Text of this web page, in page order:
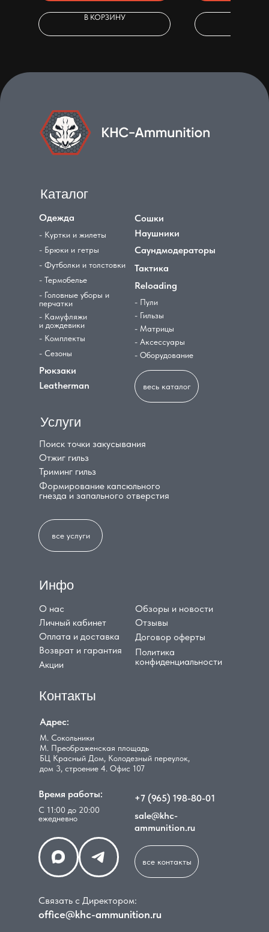
В КОРЗИНУ
Каталог
Инфо
Контакты
Одежда
- Куртки и жилеты
- Брюки и гетры
- Футболки и толстовки
- Термобелье
- Головные уборы и
перчатки
- Камуфляжи
и дождевики
- Комплекты
- Сезоны
Рюкзаки
Leatherman
Сошки
Наушники
Саундмодераторы
Тактика
О нас
Личный кабинет
Оплата и доставка
Возврат и гарантия
Акции
Обзоры и новости
Отзывы
Договор оферты
Адрес:
М. Сокольники
М. Преображенская площадь
БЦ Красный Дом, Колодезный переулок,
дом 3, строение 4. Офис 107
Время работы:
С 11:00 до 20:00
ежедневно
office@khc-ammunition.ru
Связать с Директором:
+7 (965) 198-80-01
sale@khc-
ammunition.ru
Reloading
- Пули
- Гильзы
- Матрицы
- Аксессуары
- Оборудование
Поиск точки закусывания
Услуги
Отжиг гильз
Триминг гильз
Формирование капсюльного
гнезда и запального отверстия
весь каталог
все услуги
все контакты
Политика
конфиденциальности